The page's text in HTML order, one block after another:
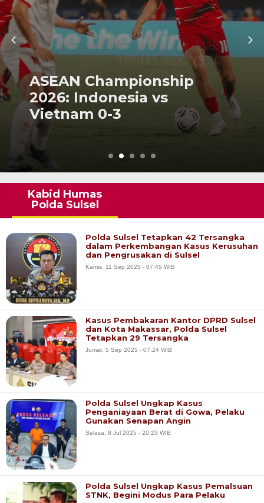
ASEAN Championship
2026: Indonesia vs
Vietnam 0-3
Kabid Humas
Polda Sulsel
Polda Sulsel Tetapkan 42 Tersangka
dalam Perkembangan Kasus Kerusuhan
dan Pengrusakan di Sulsel
Kamis, 11 Sep 2025 - 07:45 WIB
Kasus Pembakaran Kantor DPRD Sulsel
dan Kota Makassar, Polda Sulsel
Tetapkan 29 Tersangka
Jumat, 5 Sep 2025 - 07:24 WIB
Polda Sulsel Ungkap Kasus
Penganiayaan Berat di Gowa, Pelaku
Gunakan Senapan Angin
Selasa, 8 Jul 2025 - 20:23 WIB
Polda Sulsel Ungkap Kasus Pemalsuan
STNK, Begini Modus Para Pelaku